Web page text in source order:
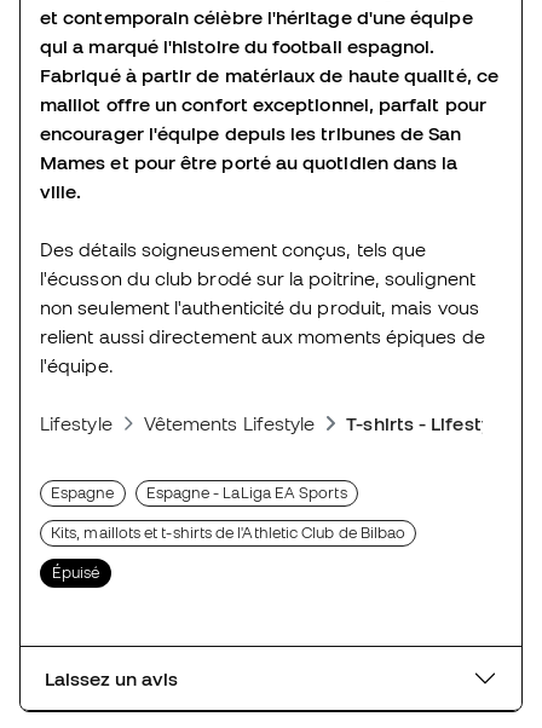
et contemporain célèbre l'héritage d'une équipe
qui a marqué l'histoire du football espagnol.
Fabriqué à partir de matériaux de haute qualité, ce
maillot offre un confort exceptionnel, parfait pour
encourager l'équipe depuis les tribunes de San
Mames et pour être porté au quotidien dans la
ville.
Des détails soigneusement conçus, tels que
l'écusson du club brodé sur la poitrine, soulignent
non seulement l'authenticité du produit, mais vous
relient aussi directement aux moments épiques de
l'équipe.
Lifestyle Vêtements Lifestyle T-shirts - Lifestyle
Espagne Espagne - LaLiga EA Sports
Kits, maillots et t-shirts de l'Athletic Club de Bilbao
Épuisé
Laissez un avis